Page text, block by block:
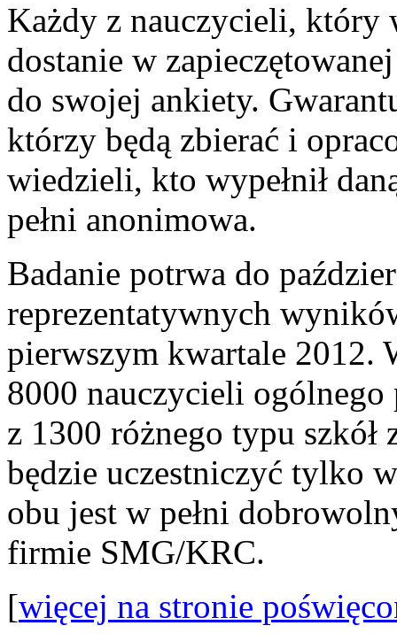
Każdy z nauczycieli, który
dostanie w
do swojej ankiety.
którzy będą zbierać i
wiedzieli, kto wypełnił
pełni anonimowa.
Badanie potrwa do
reprezentatywnych
pierwszym kwartale 2012.
8000 nauczycieli ogólnego
z 1300 różnego typu szkół
będzie uczestniczyć tylko
obu jest w pełni
firmie SMG/KRC.
[więcej na stronie